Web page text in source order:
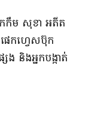
កឹម សុខា អតីត​
េក​ហ្វេស​ប៊ុក
ង និង​អ្នក​បង្កាត់